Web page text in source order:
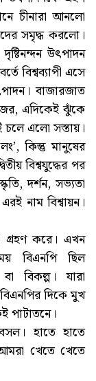
চীনারা আনলো
সমৃদ্ধ করলো।
উৎপাদন
বিশ্বব্যাপী এসে
বাজারজাত
এদিকেই ঝুঁকে
চলে এলো সস্তায়।
কিন্তু মানুষের
বিশ্বযুদ্ধের পর
দর্শন, সভ্যতা
নাম বিশ্বায়ন।
গ্রহণ করে। এখন
বিএনপি ছিল
বিকল্প। যারা
দিকে মুখ
হাতে হাতে
খেতে খেতে